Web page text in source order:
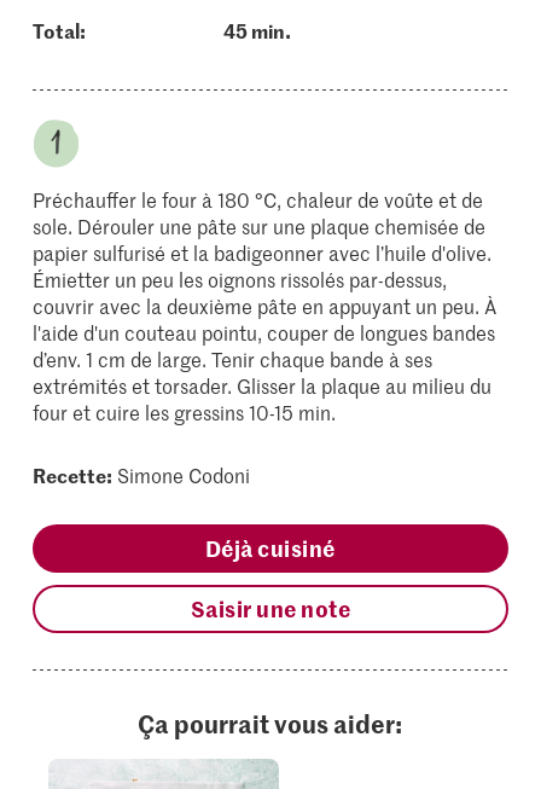
Total: 45 min.
Préchauffer le four à 180 °C, chaleur de voûte et de
sole. Dérouler une pâte sur une plaque chemisée de
papier sulfurisé et la badigeonner avec l’huile d'olive.
Émietter un peu les oignons rissolés par-dessus,
couvrir avec la deuxième pâte en appuyant un peu. À
l'aide d'un couteau pointu, couper de longues bandes
d’env. 1 cm de large. Tenir chaque bande à ses
extrémités et torsader. Glisser la plaque au milieu du
four et cuire les gressins 10-15 min.
Recette: Simone Codoni
Déjà cuisiné
Saisir une note
Ça pourrait vous aider: